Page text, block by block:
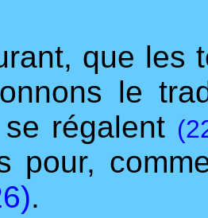
que les
le
régalent
pour,
.